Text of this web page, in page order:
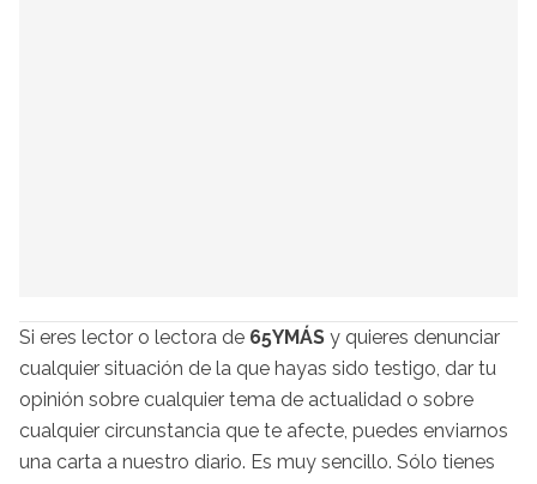
Si eres lector o lectora de 65YMÁS y quieres denunciar
cualquier situación de la que hayas sido testigo, dar tu
opinión sobre cualquier tema de actualidad o sobre
cualquier circunstancia que te afecte, puedes enviarnos
una carta a nuestro diario. Es muy sencillo. Sólo tienes